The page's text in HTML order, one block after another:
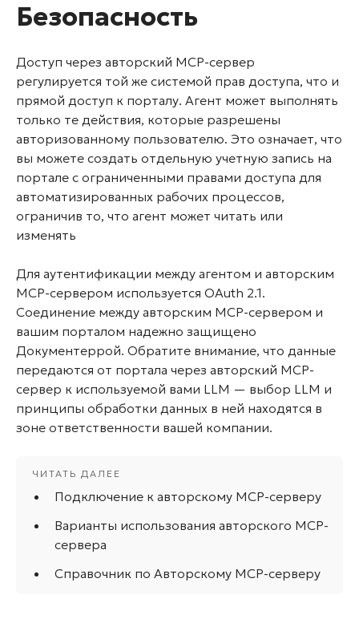
Безопасность
Доступ через авторский MCP-сервер
регулируется той же системой прав доступа, что и
прямой доступ к порталу. Агент может выполнять
только те действия, которые разрешены
авторизованному пользователю. Это означает, что
вы можете создать отдельную учетную запись на
портале с ограниченными правами доступа для
автоматизированных рабочих процессов,
ограничив то, что агент может читать или
изменять
Для аутентификации между агентом и авторским
MCP-сервером используется OAuth 2.1.
Соединение между авторским MCP-сервером и
вашим порталом надежно защищено
Документеррой. Обратите внимание, что данные
передаются от портала через авторский MCP-
сервер к используемой вами LLM — выбор LLM и
принципы обработки данных в ней находятся в
зоне ответственности вашей компании.
Подключение к авторскому MCP-серверу
Варианты использования авторского MCP-
сервера
Справочник по Авторскому MCP-серверу